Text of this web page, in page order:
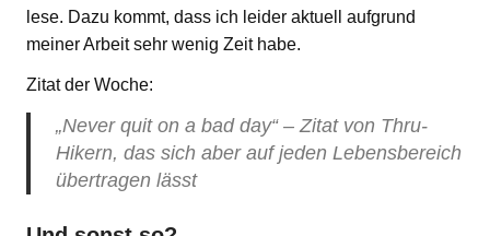
lese. Dazu kommt, dass ich leider aktuell aufgrund
meiner Arbeit sehr wenig Zeit habe.
Zitat der Woche:
„Never quit on a bad day“ – Zitat von Thru-
Hikern, das sich aber auf jeden Lebensbereich
übertragen lässt